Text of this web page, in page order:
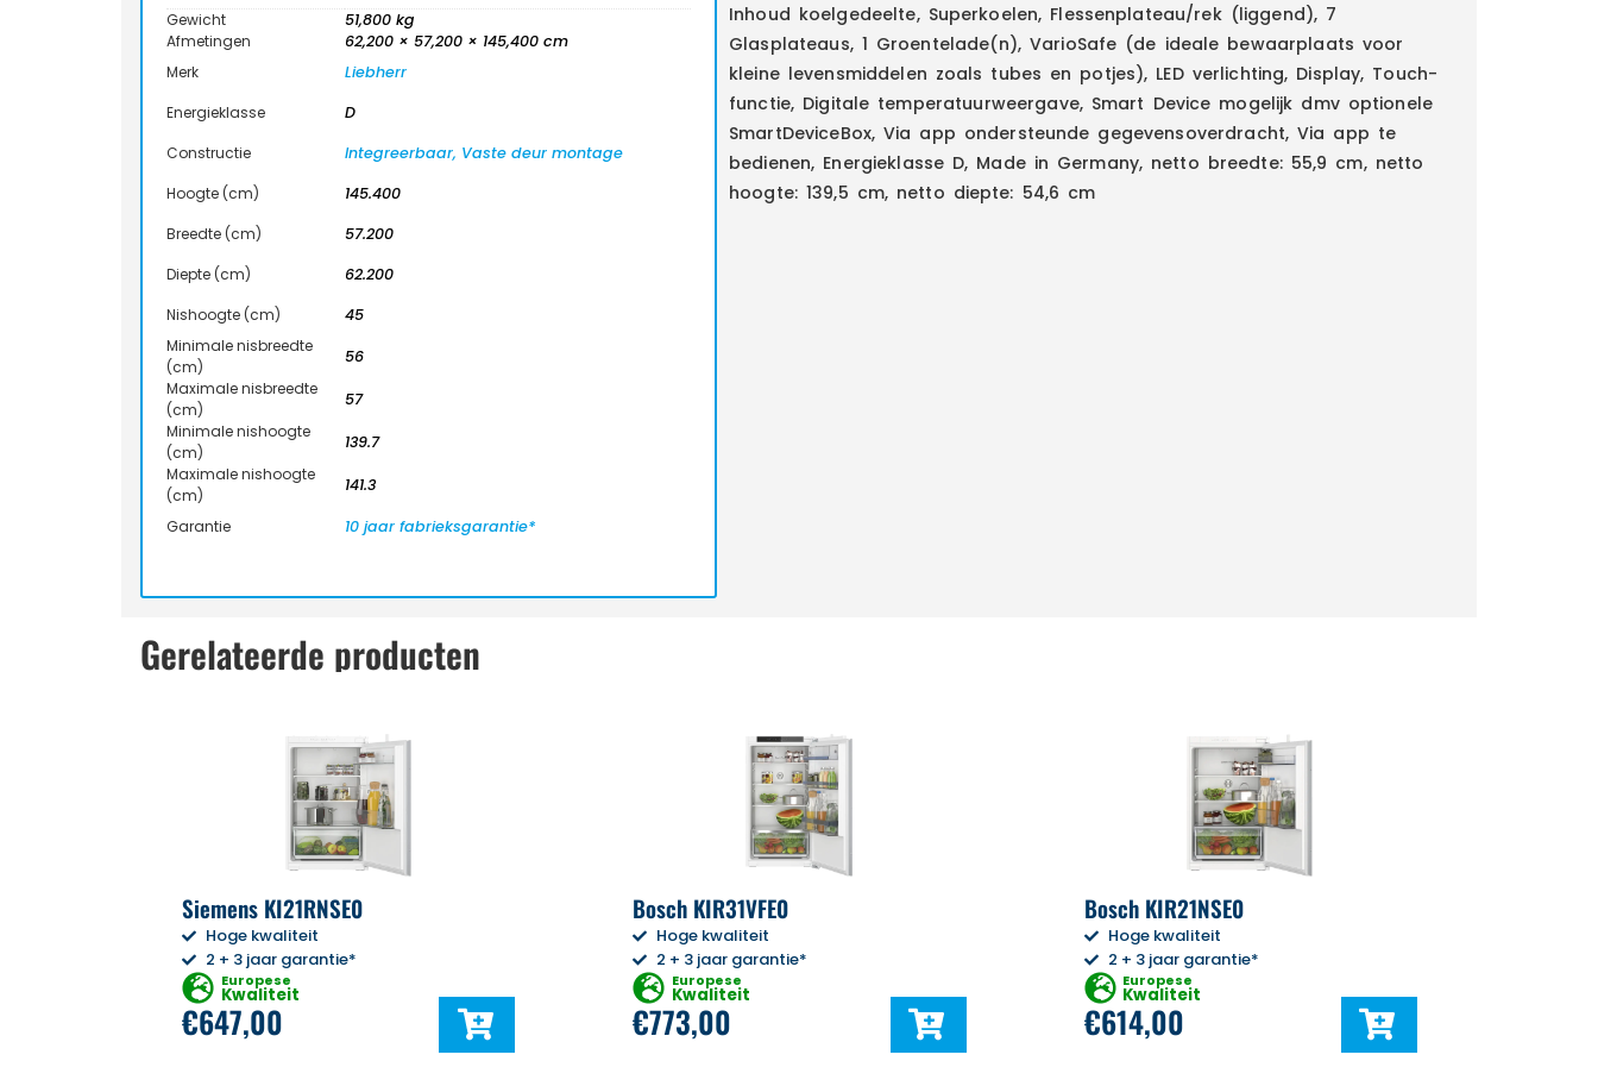
Gewicht
51,800 kg
Afmetingen
62,200 × 57,200 × 145,400 cm
Merk
Liebherr
Energieklasse
D
Constructie
Integreerbaar, Vaste deur montage
Hoogte (cm)
145.400
Breedte (cm)
57.200
Diepte (cm)
62.200
Nishoogte (cm)
45
Minimale nisbreedte
(cm)
56
Maximale nisbreedte
(cm)
57
Minimale nishoogte
(cm)
139.7
Maximale nishoogte
(cm)
141.3
Garantie 10 jaar fabrieksgarantie*
Inhoud koelgedeelte, Superkoelen, Flessenplateau/rek (liggend), 7
Glasplateaus, 1 Groentelade(n), VarioSafe (de ideale bewaarplaats voor
kleine levensmiddelen zoals tubes en potjes), LED verlichting, Display, Touch-
functie, Digitale temperatuurweergave, Smart Device mogelijk dmv optionele
SmartDeviceBox, Via app ondersteunde gegevensoverdracht, Via app te
bedienen, Energieklasse D, Made in Germany, netto breedte: 55,9 cm, netto
hoogte: 139,5 cm, netto diepte: 54,6 cm
Gerelateerde producten
Siemens KI21RNSE0
Hoge kwaliteit
2 + 3 jaar garantie*
Europese
Kwaliteit
€647,00
Bosch KIR31VFE0
Hoge kwaliteit
2 + 3 jaar garantie*
Europese
Kwaliteit
€773,00
Bosch KIR21NSE0
Hoge kwaliteit
2 + 3 jaar garantie*
Europese
Kwaliteit
€614,00